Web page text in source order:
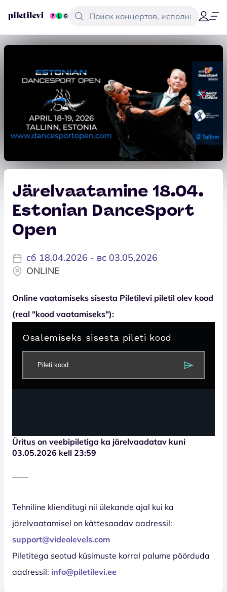
Järelvaatamine 18.04.
Estonian DanceSport
Open
сб 18.04.2026 - вс 03.05.2026
ONLINE
Online vaatamiseks sisesta Piletilevi piletil olev kood
(real "kood vaatamiseks"):
Üritus on veebipiletiga ka järelvaadatav kuni
03.05.2026 kell 23:59
Tehniline klienditugi nii ülekande ajal kui ka
järelvaatamisel on kättesaadav aadressil:
support@videolevels.com
Piletitega seotud küsimuste korral palume pöörduda
aadressil: info@piletilevi.ee